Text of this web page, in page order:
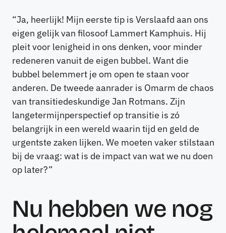
“Ja, heerlijk! Mijn eerste tip is Verslaafd aan ons
eigen gelijk van filosoof Lammert Kamphuis. Hij
pleit voor lenigheid in ons denken, voor minder
redeneren vanuit de eigen bubbel. Want die
bubbel belemmert je om open te staan voor
anderen. De tweede aanrader is Omarm de chaos
van transitiedeskundige Jan Rotmans. Zijn
langetermijnperspectief op transitie is zó
belangrijk in een wereld waarin tijd en geld de
urgentste zaken lijken. We moeten vaker stilstaan
bij de vraag: wat is de impact van wat we nu doen
op later?”
Nu hebben we nog